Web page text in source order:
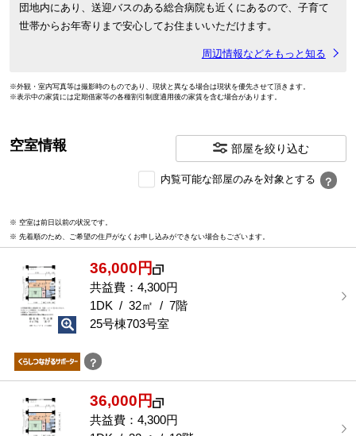
団地内にあり、送迎バスのある総合病院も近くにあるので、子育て
世帯からお年寄りまで安心してお住まいいただけます。
周辺情報などをもっと知る
※外観・室内写真等は撮影時のものであり、現状と異なる場合は現状を優先させて頂きます。
※表示中の家賃には定期借家等の各種割引制度適用後の家賃を含む場合があります。
空室情報 部屋を絞り込む
な
屋
を
選
す
内覧可能な部屋のみを対象とする ？
※ 空室は前日以前の状況です。
※ 先着順のため、ご希望の住戸がなくお申し込みができない場合もございます。
36,000円
共益費：4,300円
1DK / 32㎡ / 7階
25号棟703号室
？
36,000円
共益費：4,300円